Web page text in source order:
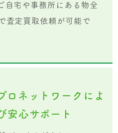
自宅や事務所にある物全
査定買取依頼が可能で
ロネットワークによ
安心サポート